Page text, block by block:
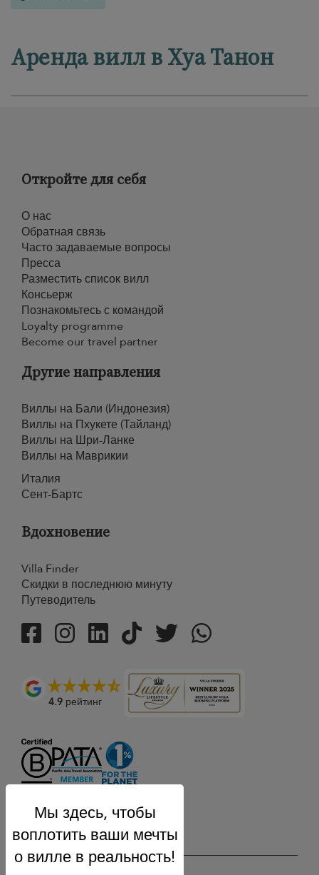
Аренда вилл в Хуа Танон
Откройте для себя
О нас
Обратная связь
Часто задаваемые вопросы
Пресса
Разместить список вилл
Консьерж
Познакомьтесь с командой
Loyalty programme
Become our travel partner
Другие направления
Виллы на Бали (Индонезия)
Виллы на Пхукете (Тайланд)
Виллы на Шри-Ланке
Виллы на Маврикии
Италия
Сент-Бартс
Вдохновение
Villa Finder
Скидки в последнюю минуту
Путеводитель
4.9 рейтинг